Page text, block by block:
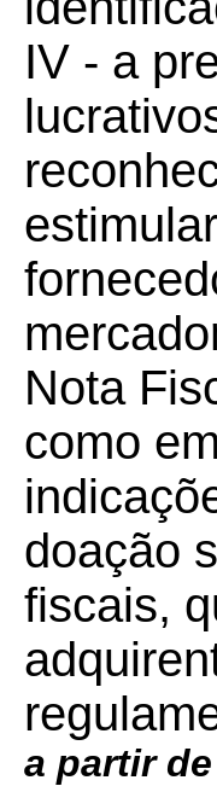
IV - a
Nota
como
doação
fiscais,
a partir de